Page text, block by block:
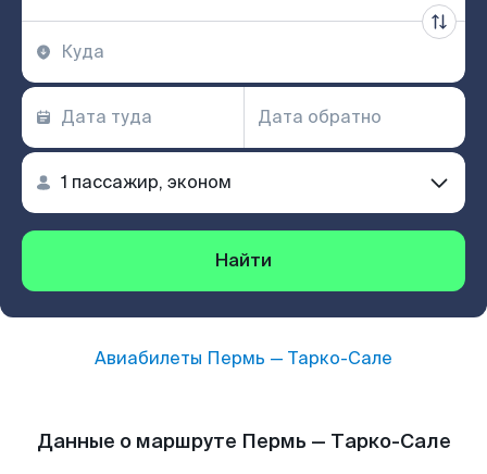
Найти
Авиабилеты Пермь — Тарко-Сале
Данные о маршруте Пермь — Тарко-Сале